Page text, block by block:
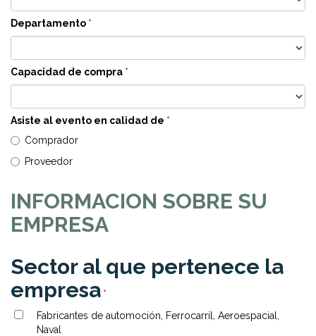
Departamento *
Capacidad de compra *
Asiste al evento en calidad de *
Comprador
Proveedor
INFORMACION SOBRE SU
EMPRESA
Sector al que pertenece la
empresa *
Fabricantes de automoción, Ferrocarril, Aeroespacial,
Naval